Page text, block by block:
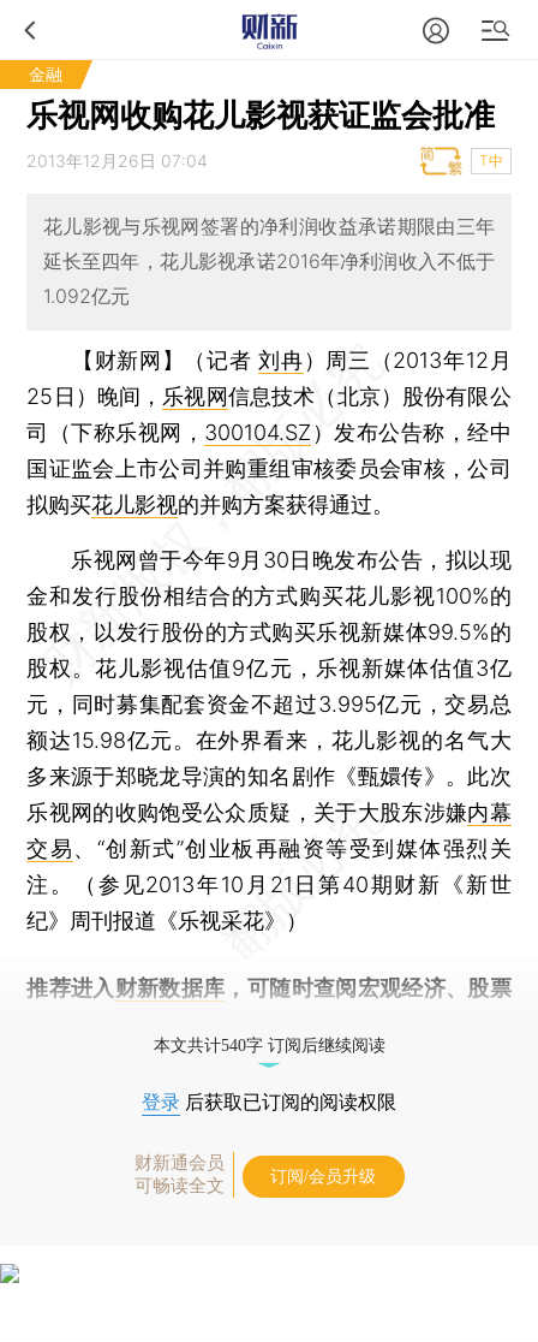
金融
乐视网收购花儿影视获证监会批准
2013年12月26日 07:04 T中
花儿影视与乐视网签署的净利润收益承诺期限由三年
延长至四年，花儿影视承诺2016年净利润收入不低于
1.092亿元
【财新网】（记者刘冉） 周三（2013年12月
25日）晚间， 乐视网信息技术（北京）股份有限公
司（下称乐视网， 300104.SZ ）发布公告称，经中
国证监会上市公司并购重组审核委员会审核，公司
拟购买花儿影视的并购方案获得通过。
乐视网曾于今年9月30日晚发布公告，拟以现
金和发行股份相结合的方式购买花儿影视100%的
股权，以发行股份的方式购买乐视新媒体99.5%的
股权。花儿影视估值9亿元，乐视新媒体估值3亿
元，同时募集配套资金不超过3.995亿元，交易总
额达15.98亿元。在外界看来，花儿影视的名气大
多来源于郑晓龙导演的知名剧作《甄嬛传》。此次
乐视网的收购饱受公众质疑，关于大股东涉嫌内幕
交易、“创新式”创业板再融资等受到媒体强烈关
注。（参见2013年10月21日第40期财新《新世
纪》周刊报道《乐视采花》）
推荐进入 财新数据库 ，可随时查阅宏观经济、股票
本文共计540字 订阅后继续阅读
登录 后获取已订阅的阅读权限
财新通会员
可畅读全文
订阅/会员升级